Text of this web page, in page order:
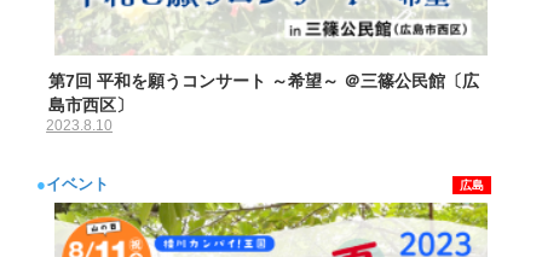
第7回 平和を願うコンサート ～希望～ ＠三篠公民館〔広
島市西区〕
2023.8.10
●イベント 広島